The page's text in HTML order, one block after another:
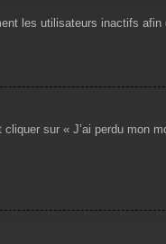
les utilisateurs inactifs
sur « J’ai perdu mon